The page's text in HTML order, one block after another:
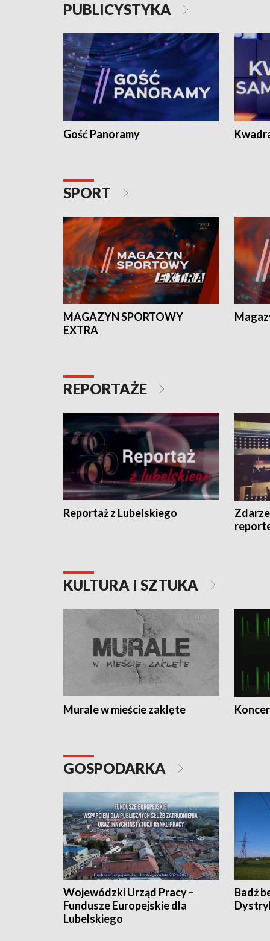
PUBLICYSTYKA
Gość Panoramy
SPORT
MAGAZYN SPORTOWY
EXTRA
REPORTAŻE
Reportaż z Lubelskiego
KULTURA I SZTUKA
Murale w mieście zaklęte
GOSPODARKA
Wojewódzki Urząd Pracy –
Fundusze Europejskie dla
Lubelskiego
Badź